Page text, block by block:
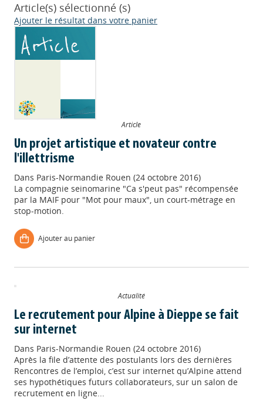
Article(s) sélectionné (s)
Ajouter le résultat dans votre panier
Article
Un projet artistique et novateur contre
l'illettrisme
Dans Paris-Normandie Rouen (24 octobre 2016)
La compagnie seinomarine "Ca s'peut pas" récompensée
par la MAIF pour "Mot pour maux", un court-métrage en
stop-motion.
Ajouter au panier
Actualité
Le recrutement pour Alpine à Dieppe se fait
sur internet
Dans Paris-Normandie Rouen (24 octobre 2016)
Après la file d’attente des postulants lors des dernières
Rencontres de l’emploi, c’est sur internet qu’Alpine attend
ses hypothétiques futurs collaborateurs, sur un salon de
recrutement en ligne...
Appels à projets